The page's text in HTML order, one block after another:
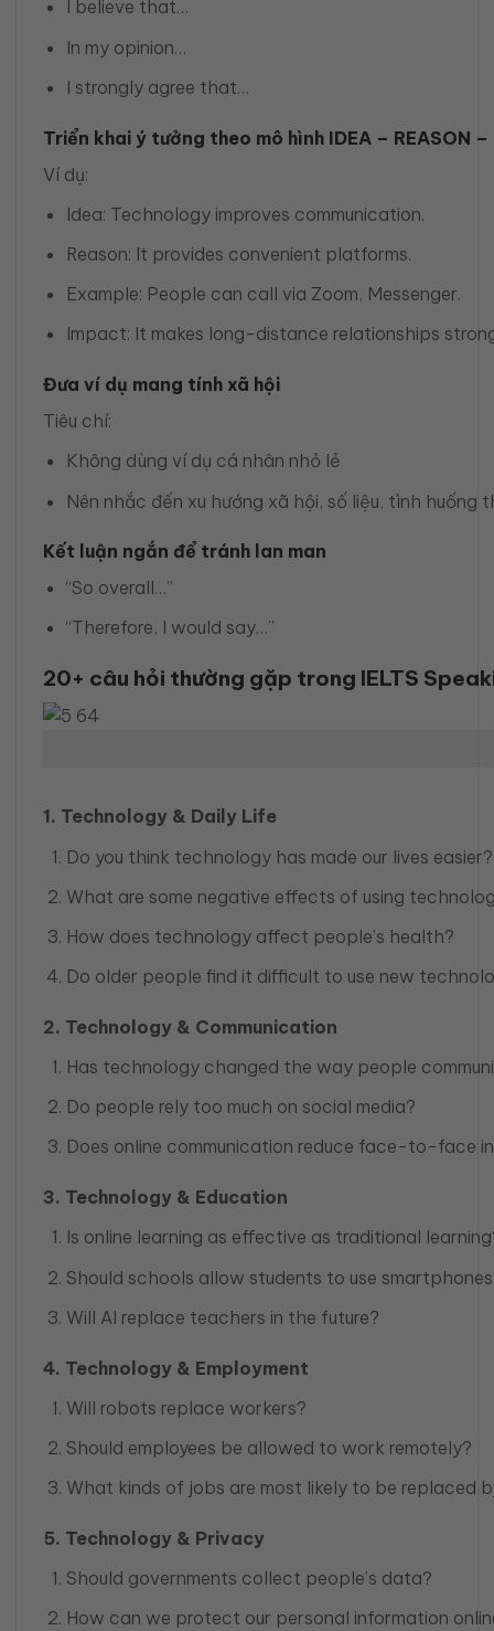
I believe that…
In my opinion…
I strongly agree that…
Triển khai ý tưởng theo mô hình IDEA – REASON –
Ví dụ:
Idea: Technology improves communication.
Reason: It provides convenient platforms.
Example: People can call via Zoom, Messenger.
Impact: It makes long-distance relationships
Đưa ví dụ mang tính xã hội
Tiêu chí:
Không dùng ví dụ cá nhân nhỏ lẻ
Nên nhắc đến xu hướng xã hội, số liệu, tình huống
Kết luận ngắn để tránh lan man
“So overall…”
“Therefore, I would say…”
20+ câu hỏi thường gặp trong IELTS
1. Technology & Daily Life
Do you think technology has made our lives easier?
What are some negative effects of using
How does technology affect people’s health?
Do older people find it difficult to use new
2. Technology & Communication
Has technology changed the way people
Do people rely too much on social media?
Does online communication reduce face-to-face
3. Technology & Education
Is online learning as effective as traditional
Should schools allow students to use
Will AI replace teachers in the future?
4. Technology & Employment
Will robots replace workers?
Should employees be allowed to work remotely?
What kinds of jobs are most likely to be replaced
5. Technology & Privacy
Should governments collect people’s data?
How can we protect our personal information